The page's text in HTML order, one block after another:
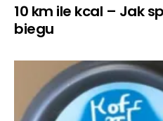
10 km ile kcal – Jak
biegu